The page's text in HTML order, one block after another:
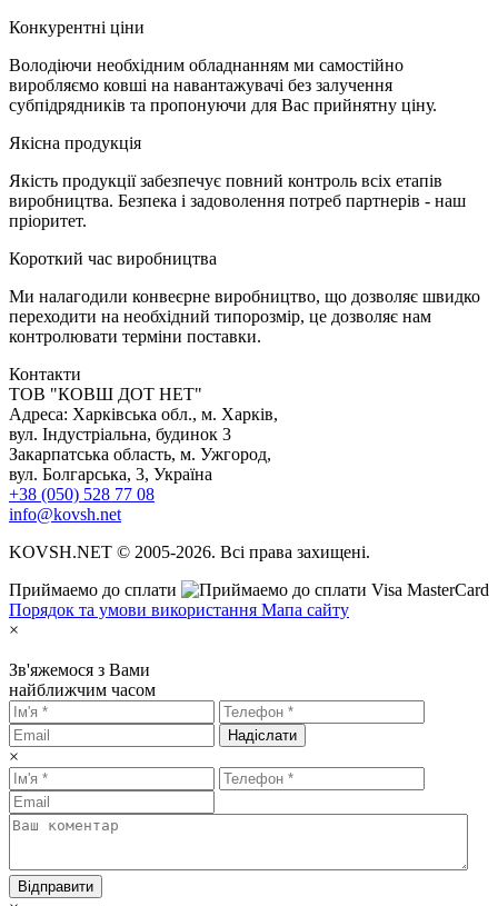
Конкурентні ціни
Володіючи необхідним обладнанням ми самостійно
виробляємо ковші на навантажувачі без залучення
субпідрядників та пропонуючи для Вас прийнятну ціну.
Якісна продукція
Якість продукції забезпечує повний контроль всіх етапів
виробництва. Безпека і задоволення потреб партнерів - наш
пріоритет.
Короткий час виробництва
Ми налагодили конвеєрне виробництво, що дозволяє швидко
переходити на необхідний типорозмір, це дозволяє нам
контролювати терміни поставки.
Контакти
TOB "КОВШ ДОТ НЕТ"
Адреса: Харківська обл., м. Харків,
вул. Індустріальна, будинок 3
Закарпатська область, м. Ужгород,
вул. Болгарська, 3, Україна
+38 (050) 528 77 08
info@kovsh.net
KOVSH.NET © 2005-2026. Всі права захищені.
Приймаемо до сплати
Порядок та умови використання Мапа сайту
×
Зв'яжемося з Вами
найближчим часом
Надіслати
×
Відправити